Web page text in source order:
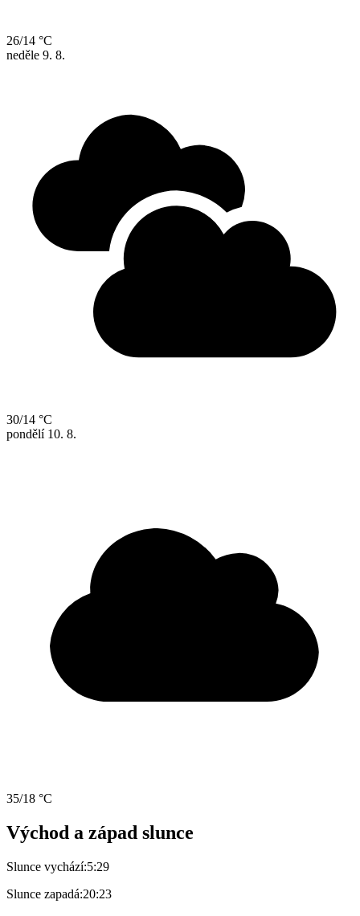
26/14 °C
neděle 9. 8.
30/14 °C
pondělí 10. 8.
35/18 °C
Východ a západ slunce
Slunce vychází:5:29
Slunce zapadá:20:23